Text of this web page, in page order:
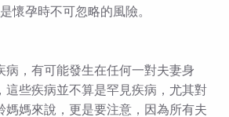
懷孕時不可忽略的風險。
病，有可能發生在任何一對夫妻身
這些疾病並不算是罕見疾病，尤其對
媽媽來說，更是要注意，因為所有夫